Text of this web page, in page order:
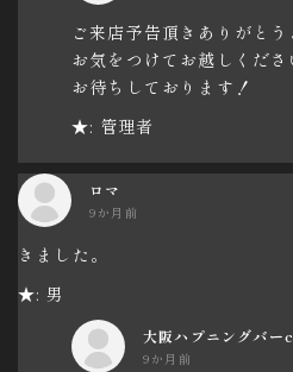
ご来店予告頂きありがとう
お気をつけてお越しくださ
お待ちしております！
★: 管理者
ロマ
9か月前
きました。
★: 男
大阪ハプニングバ
9か月前